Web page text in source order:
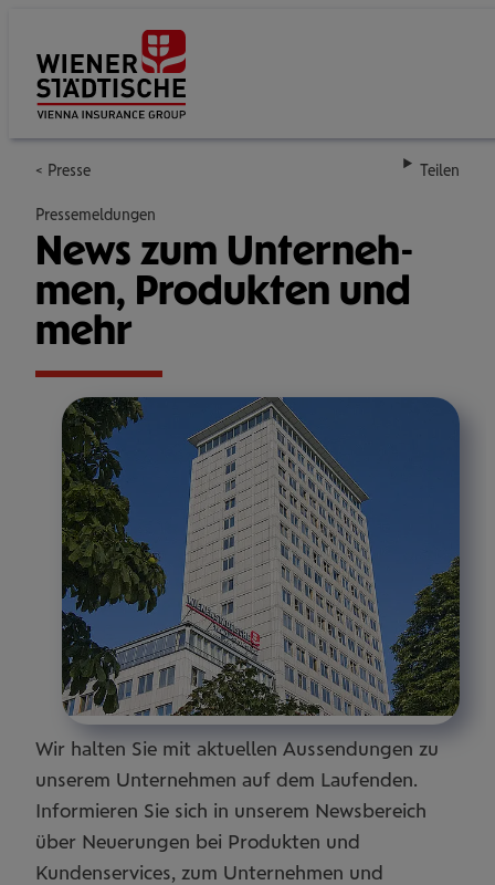
Presse Teilen
Pressemeldungen
News zum Unter­neh­
men, Pro­duk­ten und
mehr
Wir halten Sie mit aktuellen Aussendungen zu
unserem Unternehmen auf dem Laufenden.
Informieren Sie sich in unserem Newsbereich
über Neuerungen bei Produkten und
Kundenservices, zum Unternehmen und